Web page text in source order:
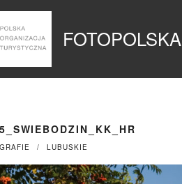
FOTOPOLSKA
LUBUSKIE
cookies